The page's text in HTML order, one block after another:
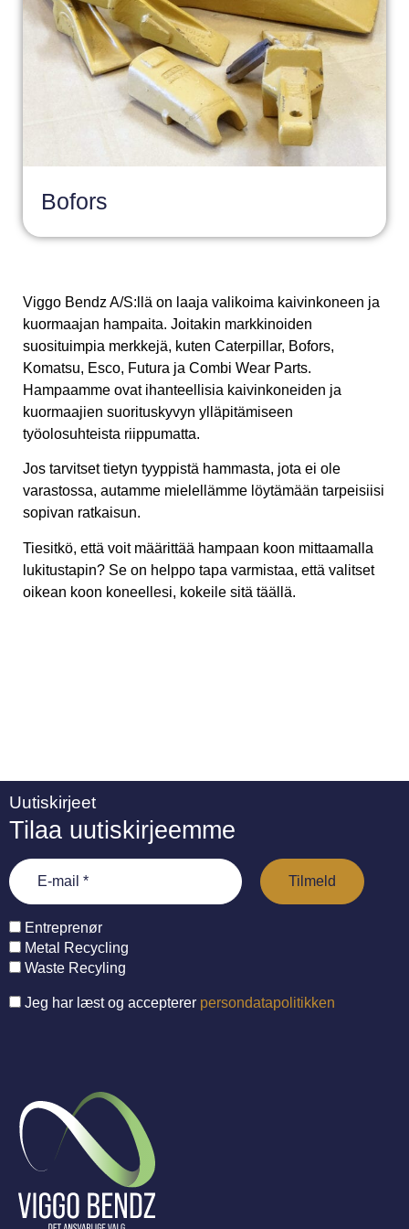
Bofors
Viggo Bendz A/S:llä on laaja valikoima kaivinkoneen ja
kuormaajan hampaita. Joitakin markkinoiden
suosituimpia merkkejä, kuten Caterpillar, Bofors,
Komatsu, Esco, Futura ja Combi Wear Parts.
Hampaamme ovat ihanteellisia kaivinkoneiden ja
kuormaajien suorituskyvyn ylläpitämiseen
työolosuhteista riippumatta.
Jos tarvitset tietyn tyyppistä hammasta, jota ei ole
varastossa, autamme mielellämme löytämään tarpeisiisi
sopivan ratkaisun.
Tiesitkö, että voit määrittää hampaan koon mittaamalla
lukitustapin? Se on helppo tapa varmistaa, että valitset
oikean koon koneellesi, kokeile sitä täällä.
Uutiskirjeet
Tilaa uutiskirjeemme
Entreprenør
Metal Recycling
Waste Recyling
Jeg har læst og accepterer persondatapolitikken